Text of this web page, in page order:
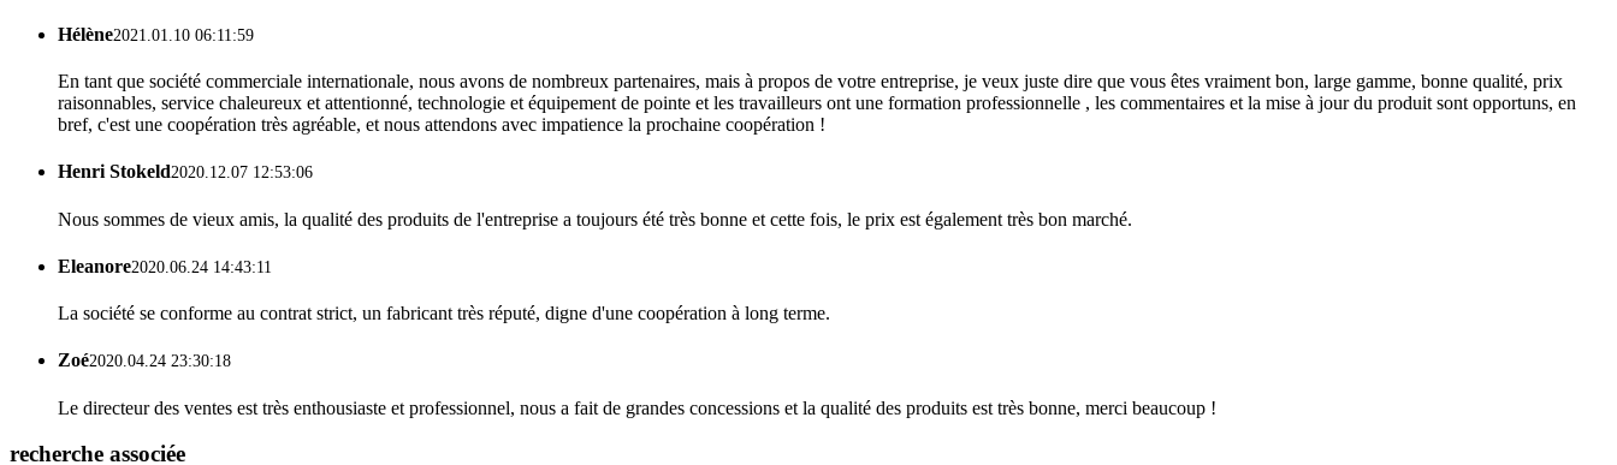
Hélène2021.01.10 06:11:59
En tant que société commerciale internationale, nous avons de nombreux partenaires, mais à propos de votre entreprise, je veux juste dire que vous êtes vraiment bon, large gamme, bonne qualité, prix
raisonnables, service chaleureux et attentionné, technologie et équipement de pointe et les travailleurs ont une formation professionnelle , les commentaires et la mise à jour du produit sont opportuns, en
bref, c'est une coopération très agréable, et nous attendons avec impatience la prochaine coopération !
Henri Stokeld2020.12.07 12:53:06
Nous sommes de vieux amis, la qualité des produits de l'entreprise a toujours été très bonne et cette fois, le prix est également très bon marché.
Eleanore2020.06.24 14:43:11
La société se conforme au contrat strict, un fabricant très réputé, digne d'une coopération à long terme.
Zoé2020.04.24 23:30:18
Le directeur des ventes est très enthousiaste et professionnel, nous a fait de grandes concessions et la qualité des produits est très bonne, merci beaucoup !
recherche associée